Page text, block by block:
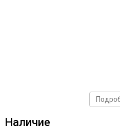
Наличие